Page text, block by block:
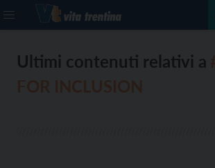
Ultimi contenuti relativi a